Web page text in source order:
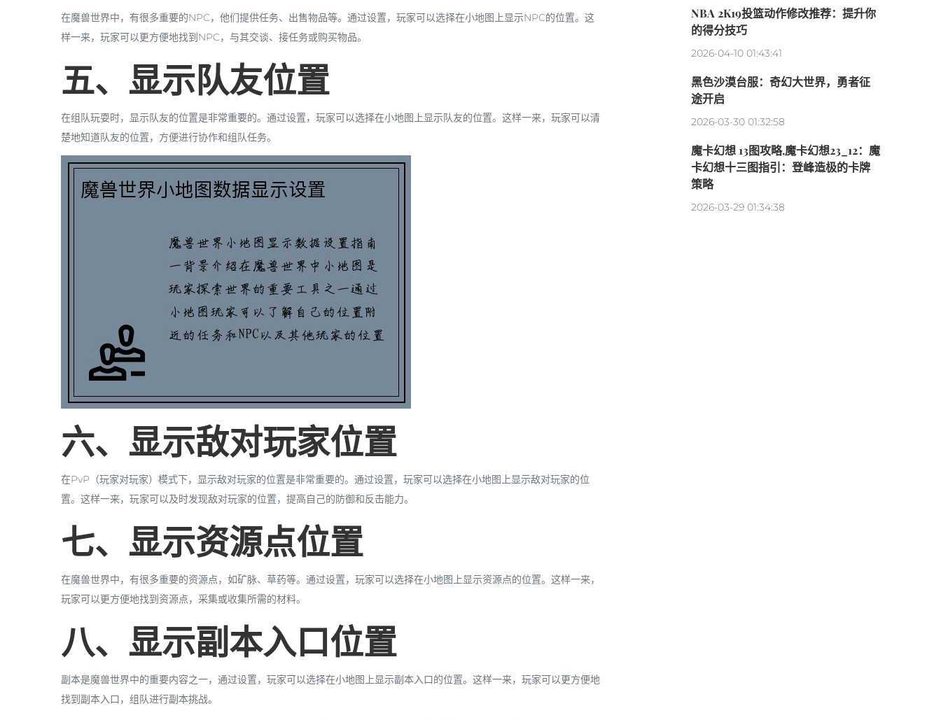
在魔兽世界中，有很多重要的NPC，他们提供任务、出售物品等。通过设置，玩家可以选择在小地图上显示NPC的位置。这
样一来，玩家可以更方便地找到NPC，与其交谈、接任务或购买物品。
五、显示队友位置
在组队玩耍时，显示队友的位置是非常重要的。通过设置，玩家可以选择在小地图上显示队友的位置。这样一来，玩家可以清
楚地知道队友的位置，方便进行协作和组队任务。
六、显示敌对玩家位置
在PvP（玩家对玩家）模式下，显示敌对玩家的位置是非常重要的。通过设置，玩家可以选择在小地图上显示敌对玩家的位
置。这样一来，玩家可以及时发现敌对玩家的位置，提高自己的防御和反击能力。
七、显示资源点位置
在魔兽世界中，有很多重要的资源点，如矿脉、草药等。通过设置，玩家可以选择在小地图上显示资源点的位置。这样一来，
玩家可以更方便地找到资源点，采集或收集所需的材料。
八、显示副本入口位置
副本是魔兽世界中的重要内容之一，通过设置，玩家可以选择在小地图上显示副本入口的位置。这样一来，玩家可以更方便地
找到副本入口，组队进行副本挑战。
NBA 2K19投篮动作修改推荐：提升你
的得分技巧
2026-04-10 01:43:41
黑色沙漠台服：奇幻大世界，勇者征
途开启
2026-03-30 01:32:58
魔卡幻想 13图攻略,魔卡幻想23_12：魔
卡幻想十三图指引：登峰造极的卡牌
策略
2026-03-29 01:34:38